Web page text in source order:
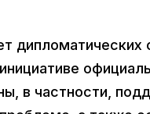
дипломатических
в частности,